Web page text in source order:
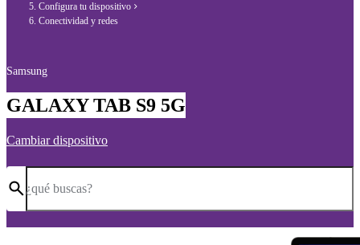
Configura tu dispositivo
Conectividad y redes
Samsung
GALAXY TAB S9 5G
Cambiar dispositivo
¿qué buscas?